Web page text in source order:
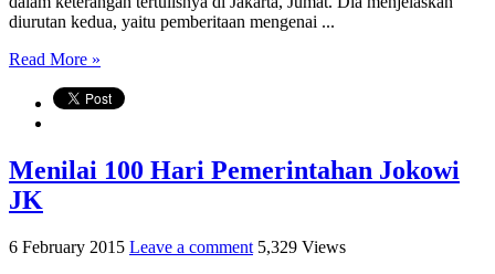
diurutan kedua, yaitu pemberitaan mengenai ...
Read More »
Menilai 100 Hari Pemerintahan Jokowi
JK
6 February 2015 Leave a comment 5,329 Views